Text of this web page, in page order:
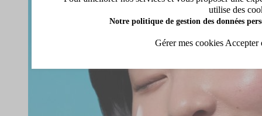
utilise des
Notre politique de gestion des données
Gérer mes cookies Accepter